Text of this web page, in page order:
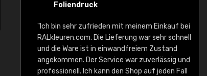
Foliendruck
"Ich bin sehr zufrieden mit meinem Einkauf bei
RALkleuren.com. Die Lieferung war sehr schnell
und die Ware ist in einwandfreiem Zustand
angekommen. Der Service war zuverlässig und
professionell. Ich kann den Shop auf jeden Fall